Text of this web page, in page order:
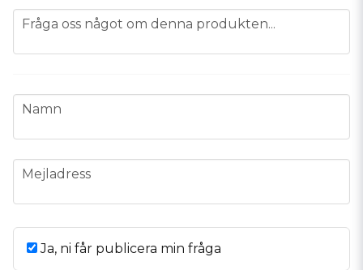
question
Fråga oss något om denna produkten...
name
Namn
email
Mejladress
Ja, ni får publicera min fråga